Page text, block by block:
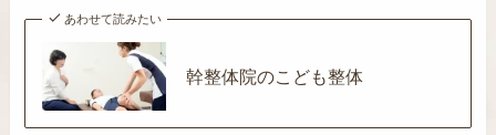
あわせて読みたい
幹整体院のこども整体